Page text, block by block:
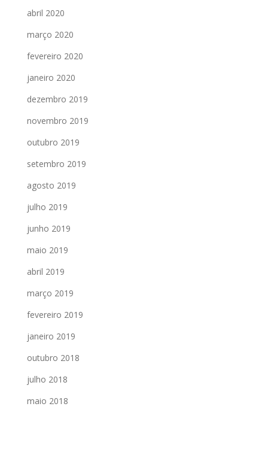
abril 2020
março 2020
fevereiro 2020
janeiro 2020
dezembro 2019
novembro 2019
outubro 2019
setembro 2019
agosto 2019
julho 2019
junho 2019
maio 2019
abril 2019
março 2019
fevereiro 2019
janeiro 2019
outubro 2018
julho 2018
maio 2018